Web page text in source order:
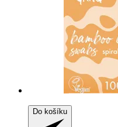
Do košíku